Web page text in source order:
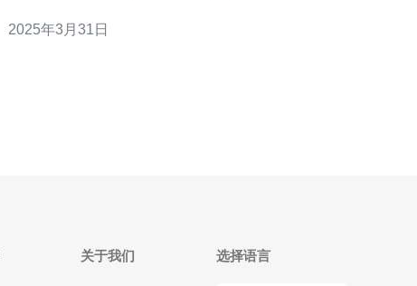
间。 在选择台湾轻量云服务器之前，您需要考虑以下
2025年3月31日
关于我们 选择语言